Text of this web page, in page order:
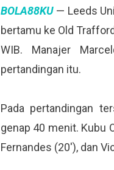
BOLA88KU — Leeds
bertamu ke Old
WIB. Manajer
pertandingan itu.
Pada pertandingan
genap 40 menit. Kubu
Fernandes (20′), dan